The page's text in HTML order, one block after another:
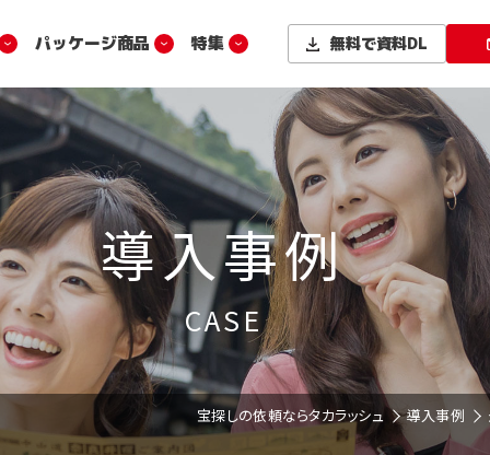
パッケージ商品 特集 無料で資料DL
導入事例
CASE
宝探しの依頼ならタカラッシュ 導入事例